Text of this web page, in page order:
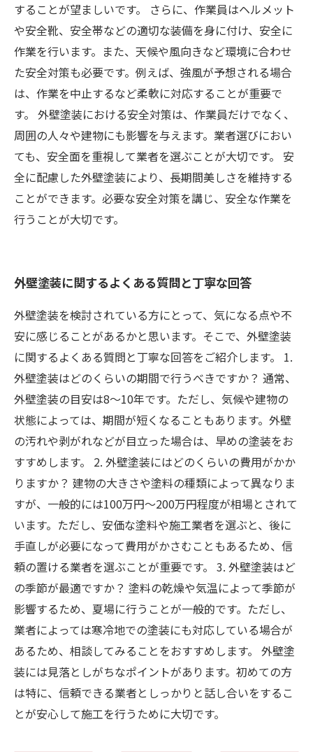
することが望ましいです。 さらに、作業員はヘルメット
や安全靴、安全帯などの適切な装備を身に付け、安全に
作業を行います。また、天候や風向きなど環境に合わせ
た安全対策も必要です。例えば、強風が予想される場合
は、作業を中止するなど柔軟に対応することが重要で
す。 外壁塗装における安全対策は、作業員だけでなく、
周囲の人々や建物にも影響を与えます。業者選びにおい
ても、安全面を重視して業者を選ぶことが大切です。 安
全に配慮した外壁塗装により、長期間美しさを維持する
ことができます。必要な安全対策を講じ、安全な作業を
行うことが大切です。
外壁塗装に関するよくある質問と丁寧な回答
外壁塗装を検討されている方にとって、気になる点や不
安に感じることがあるかと思います。そこで、外壁塗装
に関するよくある質問と丁寧な回答をご紹介します。 1.
外壁塗装はどのくらいの期間で行うべきですか？ 通常、
外壁塗装の目安は8～10年です。ただし、気候や建物の
状態によっては、期間が短くなることもあります。外壁
の汚れや剥がれなどが目立った場合は、早めの塗装をお
すすめします。 2. 外壁塗装にはどのくらいの費用がかか
りますか？ 建物の大きさや塗料の種類によって異なりま
すが、一般的には100万円～200万円程度が相場とされて
います。ただし、安価な塗料や施工業者を選ぶと、後に
手直しが必要になって費用がかさむこともあるため、信
頼の置ける業者を選ぶことが重要です。 3. 外壁塗装はど
の季節が最適ですか？ 塗料の乾燥や気温によって季節が
影響するため、夏場に行うことが一般的です。ただし、
業者によっては寒冷地での塗装にも対応している場合が
あるため、相談してみることをおすすめします。 外壁塗
装には見落としがちなポイントがあります。初めての方
は特に、信頼できる業者としっかりと話し合いをするこ
とが安心して施工を行うために大切です。